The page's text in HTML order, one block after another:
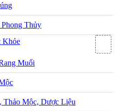
Thủy
Khỏe
Muối
Thảo Mộc, Dược Liệu